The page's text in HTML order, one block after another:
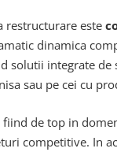
restructurare este
dinamica
integrate
sau pe cei cu
fiind de top in
competitive. In